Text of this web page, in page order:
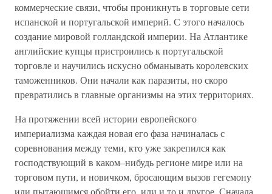
коммерческие связи, чтобы проникнуть в торговые сети
испанской и португальской империй. С этого началось
создание мировой голландской империи. На Атлантике
английские купцы пристроились к португальской
торговле и научились искусно обманывать королевских
таможенников. Они начали как паразиты, но скоро
превратились в главные организмы на этих территориях.
На протяжении всей истории европейского
империализма каждая новая его фаза начиналась с
соревнования между теми, кто уже закрепился как
господствующий в каком–нибудь регионе мире или на
торговом пути, и новичком, бросающим вызов гегемону
или пытающимся обойти его, или и то и другое. Сначала